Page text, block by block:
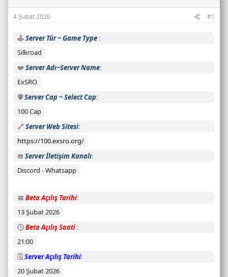
s
a
m
4 Şubat 2026 #1
🕹️Server Tür ~ Game Type
Silkroad
❤️Server Adı~Server Name
ExSRO
🛡️Server Cap ~ Select Cap
100 Cap
🔗Server Web Sitesi
https://100.exsro.org/
☎️Server İletişim Kanalı
Discord - Whatsapp
📅 Beta Açılış Tarihi
13 Şubat 2026
🕓Beta Açılış Saati
21:00
🗓️Server Açılış Tarihi
20 Şubat 2026